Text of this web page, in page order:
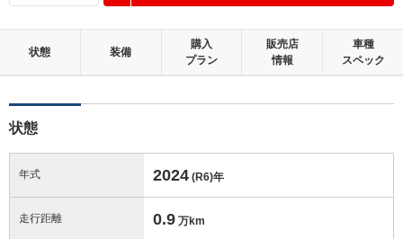
状態 装備
購入
プラン
販売店
情報
車種
スペック
状態
年式 2024 (R6)年
走行距離 0.9 万km